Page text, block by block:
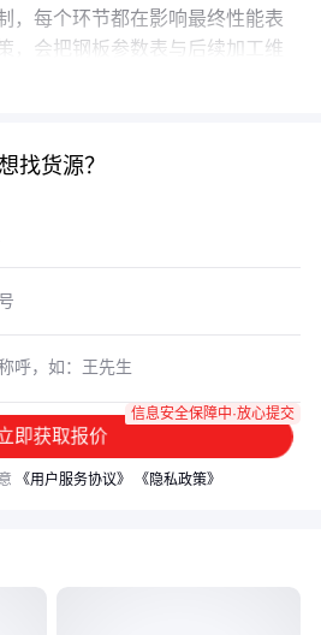
，每个环节都在影响最终性能表
，会把钢板参数表与后续加工维
找货源？
即获取报价
信息安全保障中·放心提交
《用户服务协议》 《隐私政策》